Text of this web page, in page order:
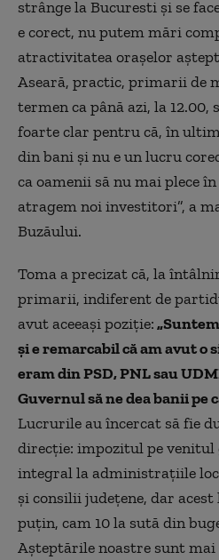
strânge la Bucuresti şi se
e corect, nu putem mări
atractivitatea oraşelor
Aseară, practic, primarii de
termen ca până azi, la 12.00,
foarte clar pentru că, în
din bani şi nu e un lucru
ca oamenii să nu mai plece
atragem noi investitori”, a
Buzăului.
Toma a precizat că, la
primarii, indiferent de
avut aceeaşi poziţie:„
şi e remarcabil că am avut o
eram din PSD, PNL sau
Guvernul să ne dea banii pe
Lucrurile auîncercat să fie
direcţie: impozitul pe venitul
integral la administraţiile
şi consilii județene, dar
puțin, cam 10 la sută din
Aşteptările noastre sunt